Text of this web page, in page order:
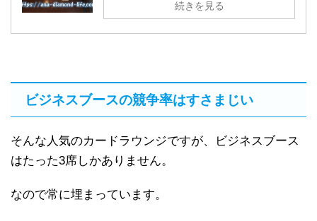
続きを見る
ビジネスブースの競争率はすさまじい
そんな人気のカードラウンジですが、ビジネスブース
はたった3席しかありません。
なので常に埋まっています。